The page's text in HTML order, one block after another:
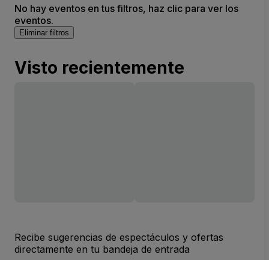
No hay eventos en tus filtros, haz clic para ver los
eventos.
Eliminar filtros
Visto recientemente
Recibe sugerencias de espectáculos y ofertas
directamente en tu bandeja de entrada